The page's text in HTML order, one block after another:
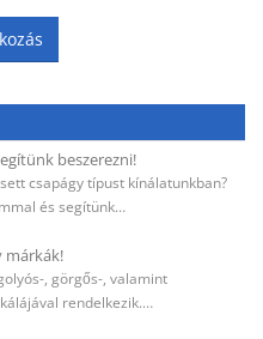
beszerezni!
csapágy típust kínálatunkban?
és segítünk…
márkák!
, görgős-, valamint
rendelkezik.…